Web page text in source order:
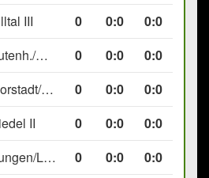
III 0 0:0
0:0
HSG Dutenh./Münchholzh. IV 0 0:0
0:0
MSG Florstadt/Gettenau II 0 0:0
0:0
II 0 0:0
0:0
HSG Hungen/Lich II 0 0:0
0:0